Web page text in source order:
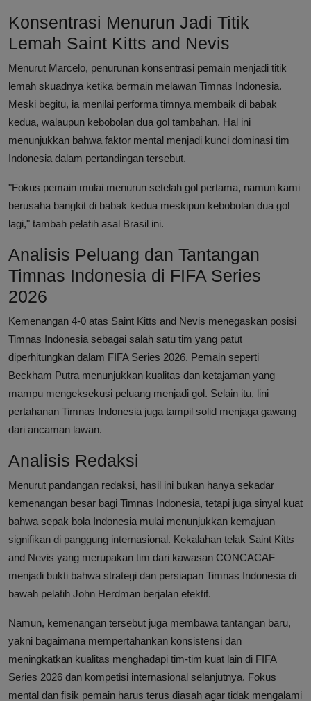
Konsentrasi Menurun Jadi Titik
Lemah Saint Kitts and Nevis
Menurut Marcelo, penurunan konsentrasi pemain menjadi titik
lemah skuadnya ketika bermain melawan Timnas Indonesia.
Meski begitu, ia menilai performa timnya membaik di babak
kedua, walaupun kebobolan dua gol tambahan. Hal ini
menunjukkan bahwa faktor mental menjadi kunci dominasi tim
Indonesia dalam pertandingan tersebut.
"Fokus pemain mulai menurun setelah gol pertama, namun kami
berusaha bangkit di babak kedua meskipun kebobolan dua gol
lagi," tambah pelatih asal Brasil ini.
Analisis Peluang dan Tantangan
Timnas Indonesia di FIFA Series
2026
Kemenangan 4-0 atas Saint Kitts and Nevis menegaskan posisi
Timnas Indonesia sebagai salah satu tim yang patut
diperhitungkan dalam FIFA Series 2026. Pemain seperti
Beckham Putra menunjukkan kualitas dan ketajaman yang
mampu mengeksekusi peluang menjadi gol. Selain itu, lini
pertahanan Timnas Indonesia juga tampil solid menjaga gawang
dari ancaman lawan.
Analisis Redaksi
Menurut pandangan redaksi, hasil ini bukan hanya sekadar
kemenangan besar bagi Timnas Indonesia, tetapi juga sinyal kuat
bahwa sepak bola Indonesia mulai menunjukkan kemajuan
signifikan di panggung internasional. Kekalahan telak Saint Kitts
and Nevis yang merupakan tim dari kawasan CONCACAF
menjadi bukti bahwa strategi dan persiapan Timnas Indonesia di
bawah pelatih John Herdman berjalan efektif.
Namun, kemenangan tersebut juga membawa tantangan baru,
yakni bagaimana mempertahankan konsistensi dan
meningkatkan kualitas menghadapi tim-tim kuat lain di FIFA
Series 2026 dan kompetisi internasional selanjutnya. Fokus
mental dan fisik pemain harus terus diasah agar tidak mengalami